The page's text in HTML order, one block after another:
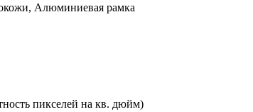
Алюминиевая рамка
пикселей на кв. дюйм)